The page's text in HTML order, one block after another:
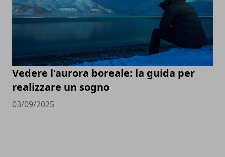
Vedere l'aurora boreale: la guida per
realizzare un sogno
03/09/2025